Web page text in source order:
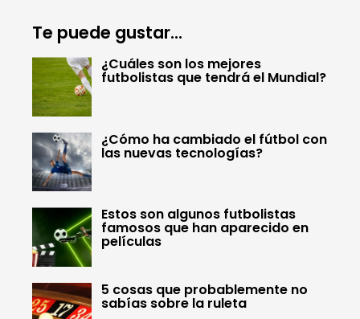
Te puede gustar...
¿Cuáles son los mejores
futbolistas que tendrá el Mundial?
¿Cómo ha cambiado el fútbol con
las nuevas tecnologías?
Estos son algunos futbolistas
famosos que han aparecido en
películas
5 cosas que probablemente no
sabías sobre la ruleta